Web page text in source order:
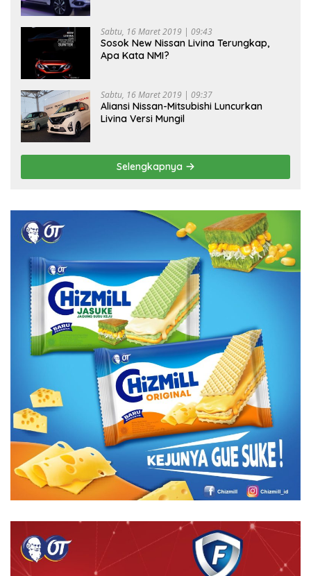
Sabtu, 16 Maret 2019 | 09:43
Sosok New Nissan Livina Terungkap,
Apa Kata NMI?
Sabtu, 16 Maret 2019 | 09:37
Aliansi Nissan-Mitsubishi Luncurkan
Livina Versi Mungil
Selengkapnya